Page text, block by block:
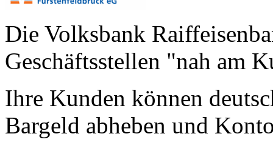
Die Volksbank
Geschäftsstellen "nah am
Ihre Kunden können
Bargeld abheben und